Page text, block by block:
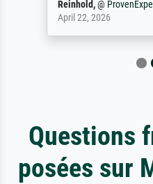
Reinhold,@
April 22, 2026
Questions
posées sur